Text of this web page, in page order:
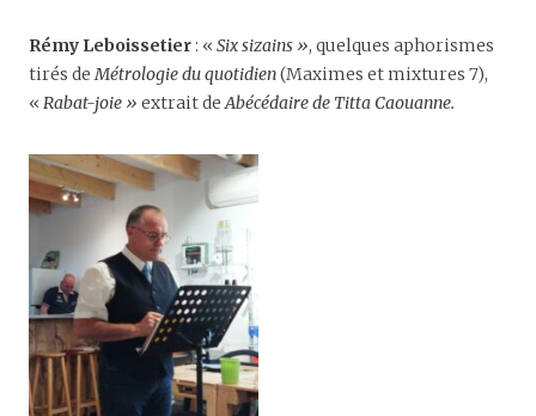
Rémy Leboissetier: « Six sizains », quelques aphorismes
tirés de Métrologie du quotidien(Maximes et mixtures 7),
« Rabat-joie » extrait de Abécédaire de Titta Caouanne.